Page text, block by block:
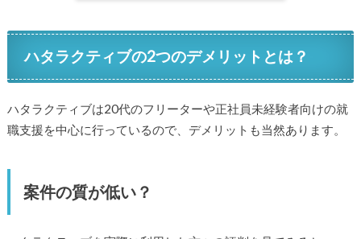
ハタラクティブの2つのデメリットとは？
ハタラクティブは20代のフリーターや正社員未経験者向けの就
職支援を中心に行っているので、デメリットも当然あります。
案件の質が低い？